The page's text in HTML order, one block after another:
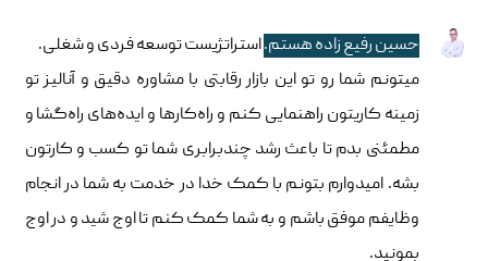
حسین رفیع زاده هستم.استراتژیست توسعه فردی و شغلی.
میتونم شما رو تو این بازار رقابتی با مشاوره دقیق و آنالیز تو
زمینه کاریتون راهنمایی کنم و راه‌کارها و ایده‌های راه‌گشا و
مطمئنی بدم تا باعث رشد چندبرابری شما تو کسب و کارتون
بشه. امیدوارم بتونم با کمک خدا در خدمت به شما در انجام
وظایفم موفق باشم و به شما کمک کنم تا اوج شید و در اوج
بمونید.